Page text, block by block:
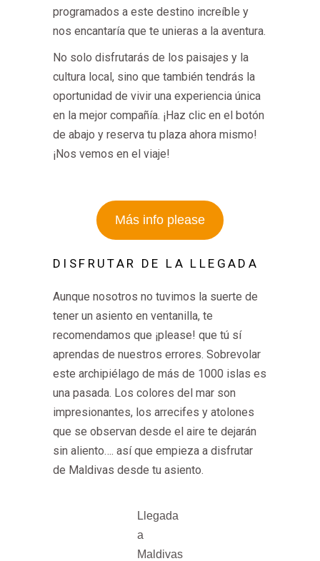
programados a este destino increíble y
nos encantaría que te unieras a la aventura.
No solo disfrutarás de los paisajes y la
cultura local, sino que también tendrás la
oportunidad de vivir una experiencia única
en la mejor compañía. ¡Haz clic en el botón
de abajo y reserva tu plaza ahora mismo!
¡Nos vemos en el viaje!
Más info please
DISFRUTAR DE LA LLEGADA
Aunque nosotros no tuvimos la suerte de
tener un asiento en ventanilla, te
recomendamos que ¡please! que tú sí
aprendas de nuestros errores. Sobrevolar
este archipiélago de más de 1000 islas es
una pasada. Los colores del mar son
impresionantes, los arrecifes y atolones
que se observan desde el aire te dejarán
sin aliento…. así que empieza a disfrutar
de Maldivas desde tu asiento.
Llegada
a
Maldivas